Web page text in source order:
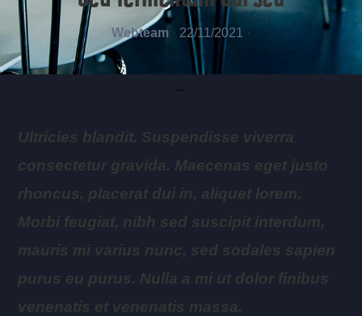
Webteam · 22/11/2021 ·
Ultricies blandit. Suspendisse viverra
consectetur gravida. Maecenas eget justo
rhoncus, placerat dui in, aliquet lorem.
Morbi feugiat, nibh sed suscipit interdum,
mauris mi varius nunc, sed sodales sapien
purus eu purus. Nulla a mi ut dolor finibus
venenatis et venenatis massa.